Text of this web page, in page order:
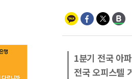
1분기 전국 아
전국 오피스텔